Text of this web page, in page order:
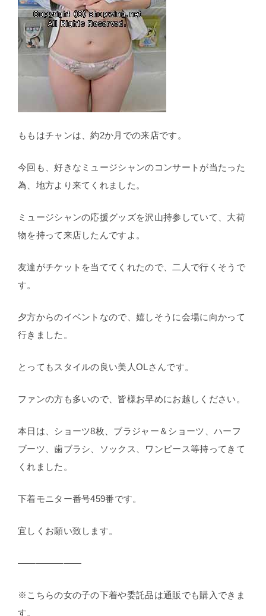
ももはチャンは、約2か月での来店です。
今回も、好きなミュージシャンのコンサートが当たった
為、地方より来てくれました。
ミュージシャンの応援グッズを沢山持参していて、大荷
物を持って来店したんですよ。
友達がチケットを当ててくれたので、二人で行くそうで
す。
夕方からのイベントなので、嬉しそうに会場に向かって
行きました。
とってもスタイルの良い美人OLさんです。
ファンの方も多いので、皆様お早めにお越しください。
本日は、ショーツ8枚、ブラジャー＆ショーツ、ハーフ
ブーツ、歯ブラシ、ソックス、ワンピース等持ってきて
くれました。
下着モニター番号459番です。
宜しくお願い致します。
———————
※こちらの女の子の下着や委託品は通販でも購入できま
す。